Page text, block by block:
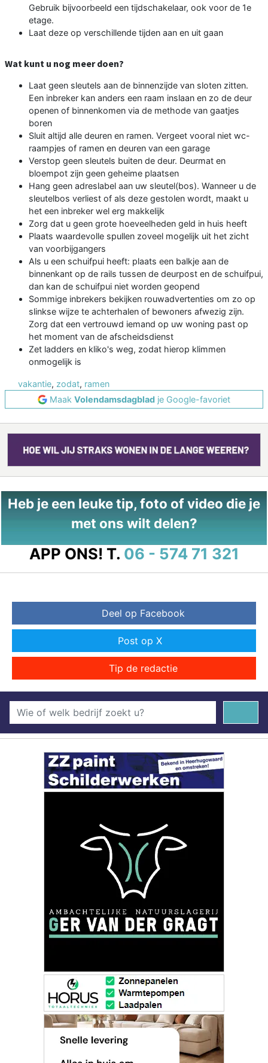
Gebruik bijvoorbeeld een tijdschakelaar, ook voor de 1e
etage.
Laat deze op verschillende tijden aan en uit gaan
Wat kunt u nog meer doen?
Laat geen sleutels aan de binnenzijde van sloten zitten.
Een inbreker kan anders een raam inslaan en zo de deur
openen of binnenkomen via de methode van gaatjes
boren
Sluit altijd alle deuren en ramen. Vergeet vooral niet wc-
raampjes of ramen en deuren van een garage
Verstop geen sleutels buiten de deur. Deurmat en
bloempot zijn geen geheime plaatsen
Hang geen adreslabel aan uw sleutel(bos). Wanneer u de
sleutelbos verliest of als deze gestolen wordt, maakt u
het een inbreker wel erg makkelijk
Zorg dat u geen grote hoeveelheden geld in huis heeft
Plaats waardevolle spullen zoveel mogelijk uit het zicht
van voorbijgangers
Als u een schuifpui heeft: plaats een balkje aan de
binnenkant op de rails tussen de deurpost en de schuifpui,
dan kan de schuifpui niet worden geopend
Sommige inbrekers bekijken rouwadvertenties om zo op
slinkse wijze te achterhalen of bewoners afwezig zijn.
Zorg dat een vertrouwd iemand op uw woning past op
het moment van de afscheidsdienst
Zet ladders en kliko's weg, zodat hierop klimmen
onmogelijk is
vakantie, zodat, ramen
Maak Volendamsdagblad je Google-favoriet
Heb je een leuke tip, foto of video die je
met ons wilt delen?
APP ONS! T. 06 - 574 71 321
Deel op Facebook
Post op X
Tip de redactie